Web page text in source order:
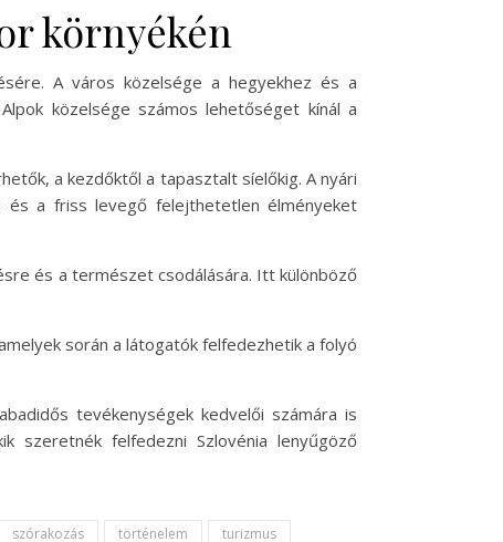
környékén
A város közelsége a hegyekhez és a
közelsége számos lehetőséget kínál a
a kezdőktől a tapasztalt síelőkig. A nyári
és a friss levegő felejthetetlen élményeket
és a természet csodálására. Itt különböző
során a látogatók felfedezhetik a folyó
tevékenységek kedvelői számára is
szeretnék felfedezni Szlovénia lenyűgöző
szórakozás történelem turizmus